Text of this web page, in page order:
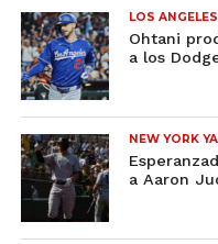
LOS
Ohtani
a los
NEW YORK
a Aaron